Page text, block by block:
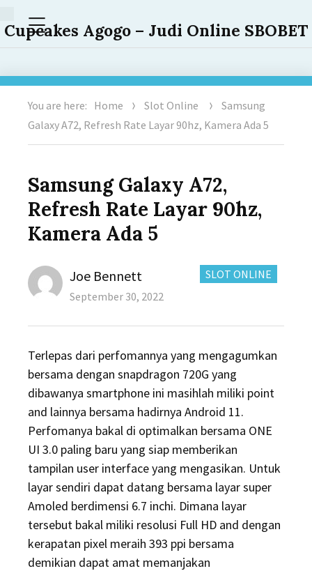
Cupcakes Agogo – Judi Online SBOBET
Menu
You are here: Home Slot Online
Samsung
Galaxy A72, Refresh Rate Layar 90hz, Kamera Ada 5
Samsung Galaxy A72,
Refresh Rate Layar 90hz,
Kamera Ada 5
CATEGORIES:
SLOT ONLINE
Author
Joe Bennett
Posted
September 30, 2022
Terlepas dari perfomannya yang mengagumkan
bersama dengan snapdragon 720G yang
dibawanya smartphone ini masihlah miliki point
and lainnya bersama hadirnya Android 11.
Perfomanya bakal di optimalkan bersama ONE
UI 3.0 paling baru yang siap memberikan
tampilan user interface yang mengasikan. Untuk
layar sendiri dapat datang bersama layar super
Amoled berdimensi 6.7 inchi. Dimana layar
tersebut bakal miliki resolusi Full HD and dengan
kerapatan pixel meraih 393 ppi bersama
demikian dapat amat memanjakan